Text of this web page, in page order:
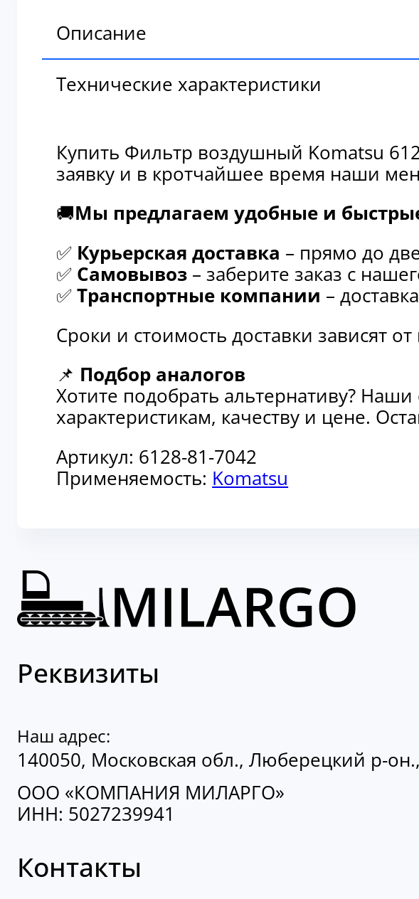
7042
Описание
Технические характеристики
Купить Фильтр воздушный Komatsu
заявку и в кротчайшее время наши
🚚Мы предлагаем удобные и
✅ Курьерская доставка – прямо до
✅ Самовывоз – заберите заказ с
✅ Транспортные компании –
Сроки и стоимость доставки зависят
📌 Подбор аналогов
Хотите подобрать альтернативу?
характеристикам, качеству и цене.
Артикул: 6128-81-7042
Применяемость: Komatsu
Реквизиты
Наш адрес:
140050, Московская обл., Люберецкий р-
ООО «КОМПАНИЯ МИЛАРГО»
ИНН: 5027239941
Контакты